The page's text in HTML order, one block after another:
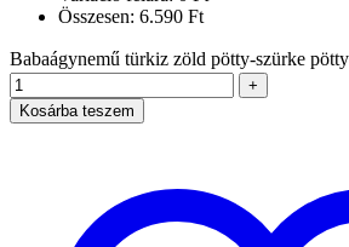
Összesen: 6.590 Ft
Babaágynemű türkiz zöld pötty-szürke
+
Kosárba teszem